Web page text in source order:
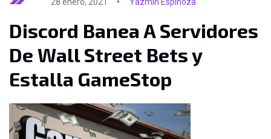
28 enero, 2021 Yazmín Espinoza
Discord Banea A Servidores
De Wall Street Bets y
Estalla GameStop